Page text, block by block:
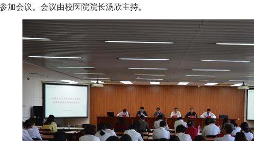
加会议。会议由校医院院长汤欣主持。